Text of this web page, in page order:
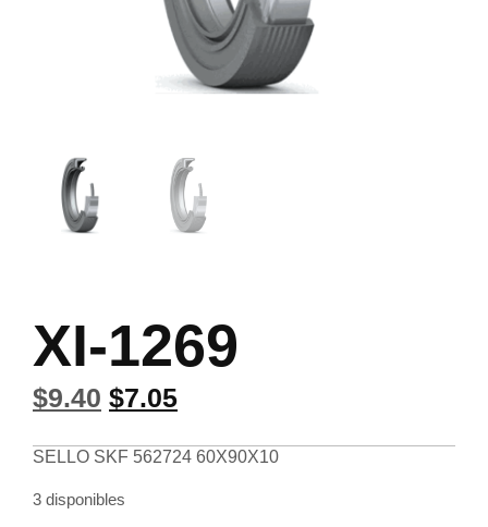
XI-1269
$9.40 $7.05
SELLO SKF 562724 60X90X10
3 disponibles